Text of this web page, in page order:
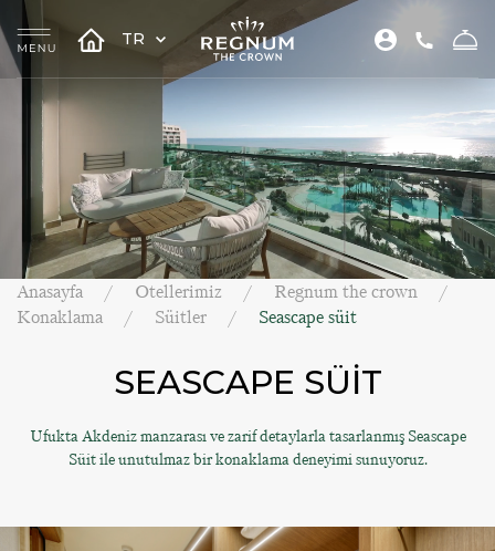
TR
Anasayfa Otellerimiz
Regnum the crown
Konaklama
Süitler Seascape süit
SEASCAPE SÜİT
Ufukta Akdeniz manzarası ve zarif detaylarla tasarlanmış Seascape
Süit ile unutulmaz bir konaklama deneyimi sunuyoruz.